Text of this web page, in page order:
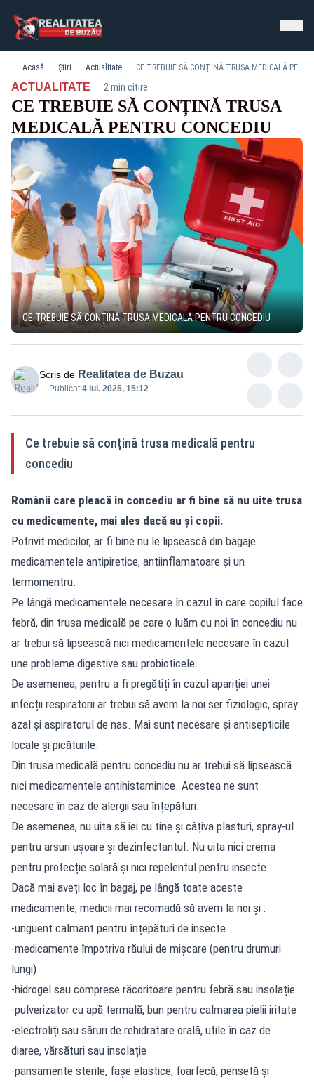
Acasă Știri Actualitate CE TREBUIE SĂ CONȚINĂ TRUSA MEDICALĂ PENTRU CONCEDIU
ACTUALITATE· 2 min citire
CE TREBUIE SĂ CONȚINĂ TRUSA
MEDICALĂ PENTRU CONCEDIU
CE TREBUIE SĂ CONȚINĂ TRUSA MEDICALĂ PENTRU CONCEDIU
Scris de Realitatea de Buzau
Publicat:4 iul. 2025, 15:12
Ce trebuie să conțină trusa medicală pentru
concediu
Românii care pleacă în concediu ar fi bine să nu uite trusa
cu medicamente, mai ales dacă au și copii.
Potrivit medicilor, ar fi bine nu le lipsească din bagaje
medicamentele antipiretice, antiinflamatoare şi un
termomentru.
Pe lângă medicamentele necesare în cazul în care copilul face
febră, din trusa medicală pe care o luăm cu noi în concediu nu
ar trebui să lipsească nici medicamentele necesare în cazul
une probleme digestive sau probioticele.
De asemenea, pentru a fi pregătiți în cazul apariției unei
infecții respiratorii ar trebui să avem la noi ser fiziologic, spray
azal și aspiratorul de nas. Mai sunt necesare și antisepticile
locale și picăturile.
Din trusa medicală pentru concediu nu ar trebui să lipsească
nici medicamentele antihistaminice. Acestea ne sunt
necesare în caz de alergii sau înțepături.
De asemenea, nu uita să iei cu tine și câțiva plasturi, spray-ul
pentru arsuri ușoare și dezinfectantul. Nu uita nici crema
pentru protecție solară și nici repelentul pentru insecte.
Dacă mai aveți loc în bagaj, pe lângă toate aceste
medicamente, medicii mai recomadă să avem la noi și :
-unguent calmant pentru înțepături de insecte
-medicamente împotriva răului de mișcare (pentru drumuri
lungi)
-hidrogel sau comprese răcoritoare pentru febră sau insolație
-pulverizator cu apă termală, bun pentru calmarea pielii iritate
-electroliți sau săruri de rehidratare orală, utile în caz de
diaree, vărsături sau insolație
-pansamente sterile, fașe elastice, foarfecă, pensetă și